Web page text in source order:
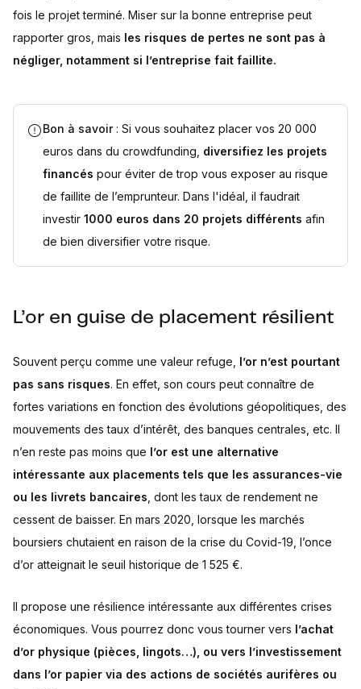
fois le projet terminé. Miser sur la bonne entreprise peut
rapporter gros, mais les risques de pertes ne sont pas à
négliger, notamment si l’entreprise fait faillite.
Bon à savoir : Si vous souhaitez placer vos 20 000
euros dans du crowdfunding, diversifiez les projets
financés pour éviter de trop vous exposer au risque
de faillite de l’emprunteur. Dans l'idéal, il faudrait
investir 1000 euros dans 20 projets différents afin
de bien diversifier votre risque.
L’or en guise de placement résilient
Souvent perçu comme une valeur refuge, l’or n’est pourtant
pas sans risques. En effet, son cours peut connaître de
fortes variations en fonction des évolutions géopolitiques, des
mouvements des taux d’intérêt, des banques centrales, etc. Il
n’en reste pas moins que l’or est une alternative
intéressante aux placements tels que les assurances-vie
ou les livrets bancaires , dont les taux de rendement ne
cessent de baisser. En mars 2020, lorsque les marchés
boursiers chutaient en raison de la crise du Covid-19, l’once
d’or atteignait le seuil historique de 1 525 €.
Il propose une résilience intéressante aux différentes crises
économiques. Vous pourrez donc vous tourner vers l’achat
d’or physique (pièces, lingots…), ou vers l’investissement
dans l’or papier via des actions de sociétés aurifères ou